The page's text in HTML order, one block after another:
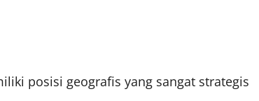
posisi geografis yang sangat strategis